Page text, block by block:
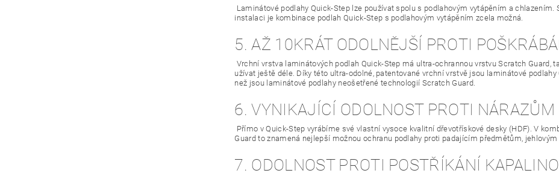
Laminátové podlahy Quick-Step lze používat spolu s podlahovým vytápěním a chlazením.
instalaci je kombinace podlah Quick-Step s podlahovým vytápěním zcela možná.
5. AŽ 10KRÁT ODOLNĚJŠÍ PROTI
Vrchní vrstva laminátových podlah Quick-Step má ultra-ochrannou vrstvu Scratch Guard,
užívat ještě déle. Díky této ultra-odolné, patentované vrchní vrstvě jsou laminátové
než jsou laminátové podlahy neošetřené technologií Scratch Guard.
6. VYNIKAJÍCÍ ODOLNOST PROTI NÁRAZŮM
Přímo v Quick-Step vyrábíme své vlastní vysoce kvalitní dřevotřískové desky (HDF). V
Guard to znamená nejlepší možnou ochranu podlahy proti padajícím předmětům, jehlovým
7. ODOLNOST PROTI POSTŘÍKÁNÍ